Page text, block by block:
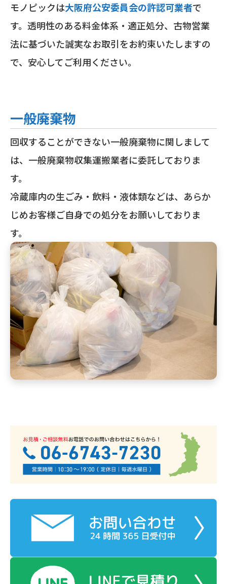
モノピックは大阪府公安委員会の許認可業者で
す。透明性のある料金体系・適正処分、古物営業
法に基づいた誠実なお取引をお約束いたしますの
で、安心してご利用ください。
一般廃棄物
回収することができない一般廃棄物に関しまして
は、一般廃棄物収集運搬業者に委託しておりま
す。
冷蔵庫内の生ごみ・飲料・液体類などは、あらか
じめお客様ご自身での処分をお願いしておりま
す。